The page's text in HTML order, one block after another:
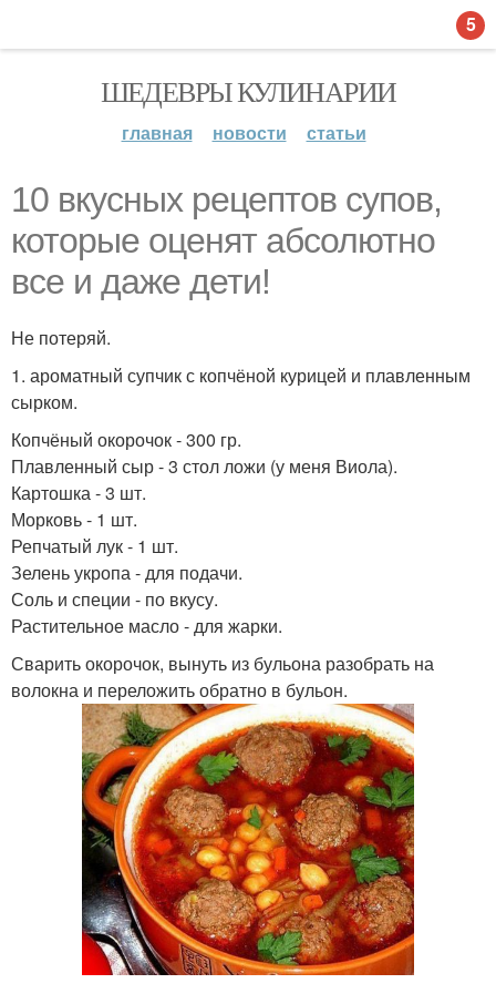
ШЕДЕВРЫ КУЛИНАРИИ
главная новости статьи
10 вкусных рецептов супов,
которые оценят абсолютно
все и даже дети!
Не потеряй.
1. ароматный супчик с копчёной курицей и плавленным
сырком.
Копчёный окорочок - 300 гр.
Плавленный сыр - 3 стол ложи (у меня Виола).
Картошка - 3 шт.
Морковь - 1 шт.
Репчатый лук - 1 шт.
Зелень укропа - для подачи.
Соль и специи - по вкусу.
Растительное масло - для жарки.
Сварить окорочок, вынуть из бульона разобрать на
волокна и переложить обратно в бульон.
5